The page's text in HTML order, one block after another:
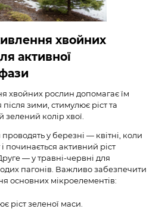
хвойних
активної
хвойних рослин допомагає їм
зими, стимулює ріст та
колір хвої.
у березні — квітні, коли
починається активний ріст
— у травні-червні для
пагонів. Важливо забезпечити
основних мікроелементів:
ріст зеленої маси.